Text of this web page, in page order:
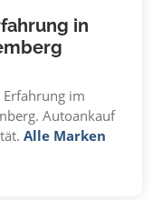
in
Erfahrung im
Autoankauf
Alle Marken